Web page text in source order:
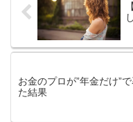
お金のプロが”年金だけ”
た結果